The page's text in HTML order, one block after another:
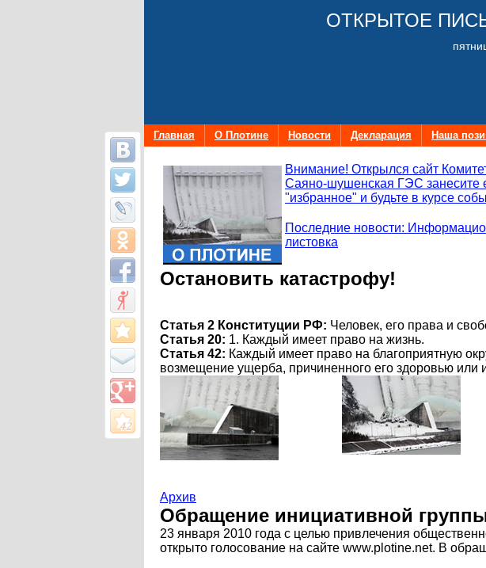
ОТКРЫТОЕ
Главная О Плотине Новости Декларация Наша
Внимание! Открылся сайт
Саяно-шушенская ГЭС занесите
"избранное" и будьте в курсе
Последние новости:
листовка
Остановить катастрофу!
Статья 2 Конституции РФ: Человек, его права и
Статья 20: 1. Каждый имеет право на жизнь.
Статья 42: Каждый имеет право на благоприятную
возмещение ущерба, причиненного его здоровью
Архив
Обращение инициативной
23 января 2010 года с целью привлечения
открыто голосование на сайте www.plotine.net. В